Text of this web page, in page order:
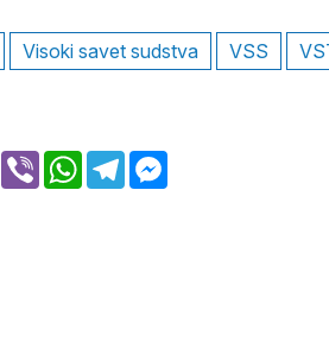
Visoki savet sudstva VSS
X Viber WhatsApp
Telegram